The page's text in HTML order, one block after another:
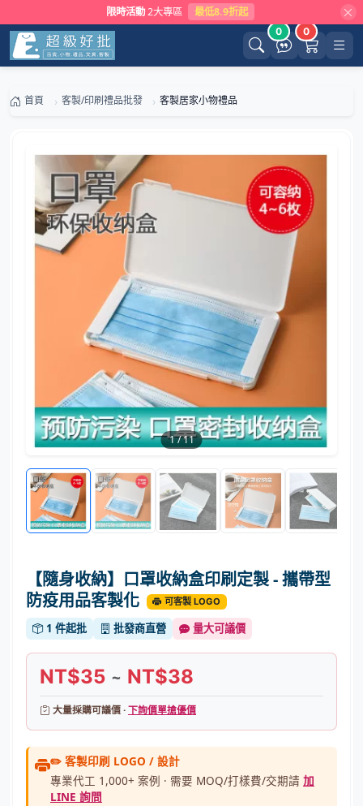
限時活動 2大專區 最低8.9折起
0 0
首頁 客製/印刷禮品批發 客製居家小物禮品
1/11
【隨身收納】口罩收納盒印刷定製 - 攜帶型
防疫用品客製化
可客製 LOGO
1 件起批 批發商直營 量大可議價
NT$35 ~ NT$38
大量採購可議價 ·下詢價單搶優價
✏️ 客製印刷 LOGO / 設計
專業代工 1,000+ 案例 · 需要 MOQ/打樣費/交期請 加
LINE 詢問